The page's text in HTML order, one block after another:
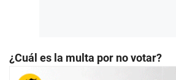
¿Cuál es la multa por no votar?